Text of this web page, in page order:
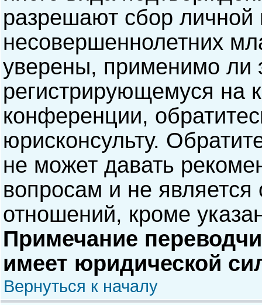
разрешают сбор
несовершеннолетних
уверены, применимо ли
регистрирующемуся на
конференции,
юрисконсульту.
не может давать
вопросам и не
отношений, кроме
Примечание
имеет юридической
Вернуться к началу